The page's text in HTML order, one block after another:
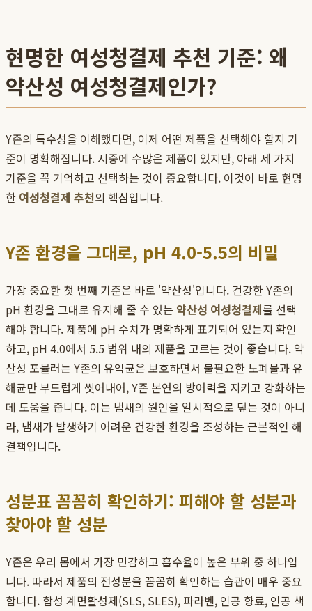
현명한 여성청결제 추천 기준: 왜
약산성 여성청결제인가?
Y존의 특수성을 이해했다면, 이제 어떤 제품을 선택해야 할지 기
준이 명확해집니다. 시중에 수많은 제품이 있지만, 아래 세 가지
기준을 꼭 기억하고 선택하는 것이 중요합니다. 이것이 바로 현명
한 여성청결제 추천의 핵심입니다.
Y존 환경을 그대로, pH 4.0-5.5의 비밀
가장 중요한 첫 번째 기준은 바로 '약산성'입니다. 건강한 Y존의
pH 환경을 그대로 유지해 줄 수 있는 약산성 여성청결제를 선택
해야 합니다. 제품에 pH 수치가 명확하게 표기되어 있는지 확인
하고, pH 4.0에서 5.5 범위 내의 제품을 고르는 것이 좋습니다. 약
산성 포뮬러는 Y존의 유익균은 보호하면서 불필요한 노폐물과 유
해균만 부드럽게 씻어내어, Y존 본연의 방어력을 지키고 강화하는
데 도움을 줍니다. 이는 냄새의 원인을 일시적으로 덮는 것이 아니
라, 냄새가 발생하기 어려운 건강한 환경을 조성하는 근본적인 해
결책입니다.
성분표 꼼꼼히 확인하기: 피해야 할 성분과
찾아야 할 성분
Y존은 우리 몸에서 가장 민감하고 흡수율이 높은 부위 중 하나입
니다. 따라서 제품의 전성분을 꼼꼼히 확인하는 습관이 매우 중요
합니다. 합성 계면활성제(SLS, SLES), 파라벤, 인공 향료, 인공 색